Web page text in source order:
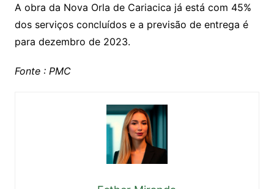
A obra da Nova Orla de Cariacica já está com 45%
dos serviços concluídos e a previsão de entrega é
para dezembro de 2023.
Fonte : PMC